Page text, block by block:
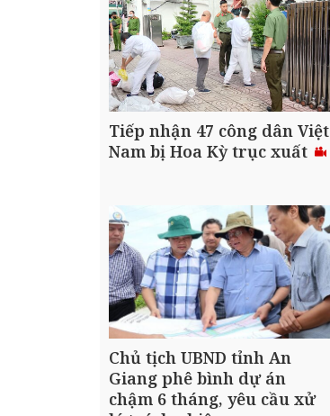
Tiếp nhận 47 công dân Việt
Nam bị Hoa Kỳ trục xuất
Chủ tịch UBND tỉnh An
Giang phê bình dự án
chậm 6 tháng, yêu cầu xử